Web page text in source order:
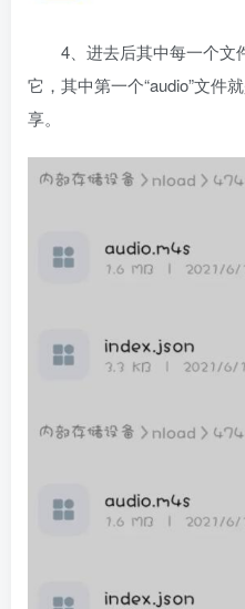
4、进去后其中每一个文
它，其中第一个“audio”文件
享。